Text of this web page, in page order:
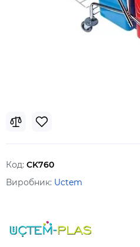
Код: CK760
Виробник: Uctem